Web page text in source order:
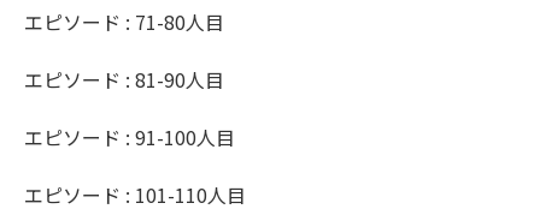
エピソード : 71-80人目
エピソード : 81-90人目
エピソード : 91-100人目
エピソード : 101-110人目